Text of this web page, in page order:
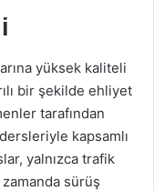
yüksek kaliteli
bir şekilde ehliyet
tarafından
kapsamlı
yalnızca trafik
zamanda sürüş